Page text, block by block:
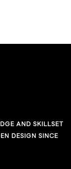
AND SKILLSET
DESIGN SINCE